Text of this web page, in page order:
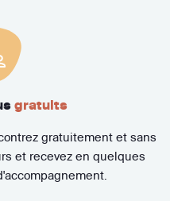
gratuits
gratuitement et sans
et recevez en quelques